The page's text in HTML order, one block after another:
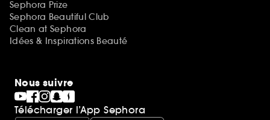
Sephora Prize
Sephora Beautiful Club
Clean at Sephora
Idées & Inspirations Beauté
Nous suivre
Télécharger l’App Sephora